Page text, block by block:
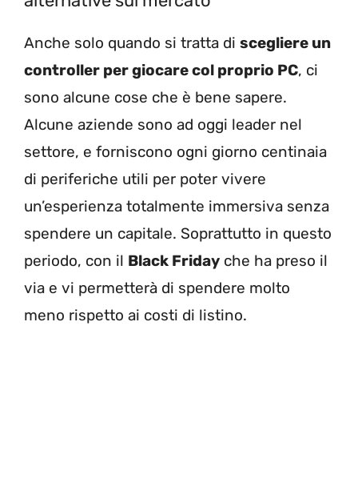
Anche solo quando si tratta di scegliere un
controller per giocare col proprio PC, ci
sono alcune cose che è bene sapere.
Alcune aziende sono ad oggi leader nel
settore, e forniscono ogni giorno centinaia
di periferiche utili per poter vivere
un’esperienza totalmente immersiva senza
spendere un capitale. Soprattutto in questo
periodo, con il Black Friday che ha preso il
via e vi permetterà di spendere molto
meno rispetto ai costi di listino.